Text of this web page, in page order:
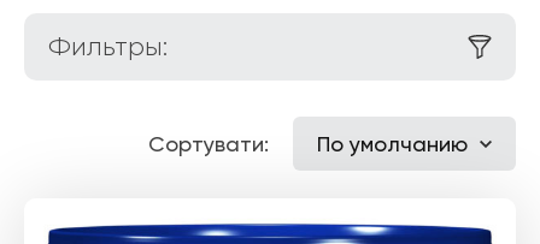
Фильтры:
Сортувати: По умолчанию